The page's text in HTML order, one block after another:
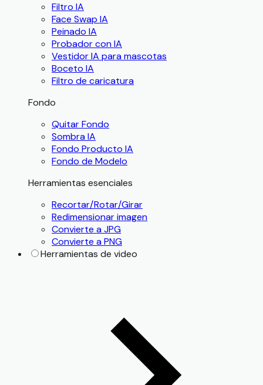
Filtro IA
Face Swap IA
Peinado IA
Probador con IA
Vestidor IA para mascotas
Boceto IA
Filtro de caricatura
Fondo
Quitar Fondo
Sombra IA
Fondo Producto IA
Fondo de Modelo
Herramientas esenciales
Recortar/Rotar/Girar
Redimensionar imagen
Convierte a JPG
Convierte a PNG
Herramientas de video